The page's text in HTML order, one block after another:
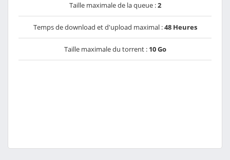
Taille maximale de la queue :2
Temps de download et d'upload maximal :48 Heures
Taille maximale du torrent : 10 Go